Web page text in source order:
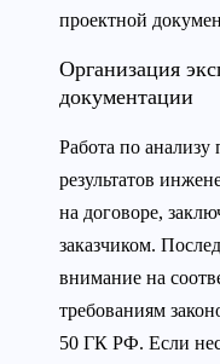
проектной
Организация
документации
Работа по анализу
результатов
на договоре,
заказчиком.
внимание на
требованиям
50 ГК РФ. Если